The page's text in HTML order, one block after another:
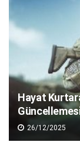
Hayat
26/12/2025